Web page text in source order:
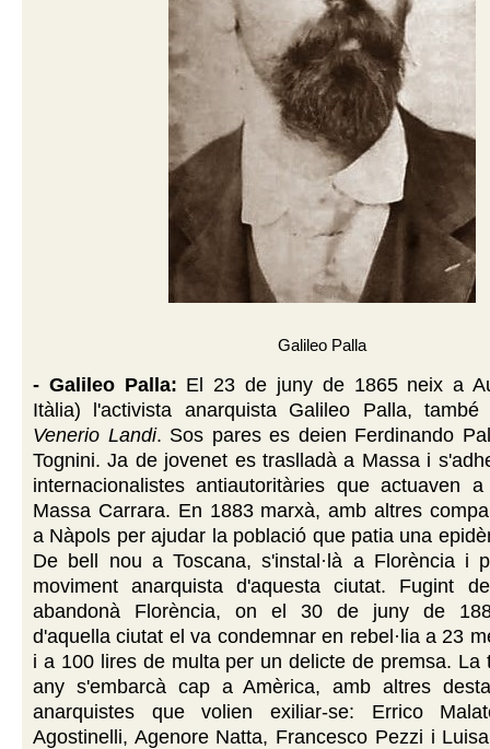
Galileo Palla
- Galileo Palla: El 23 de juny de 1865 neix a
Itàlia) l'activista anarquista Galileo Palla, també
Venerio Landi. Sos pares es deien Ferdinando
Tognini.Ja de jovenet es traslladà a Massa i
internacionalistes antiautoritàries que actuaven
Massa Carrara. En 1883 marxà, amb altres
a Nàpols per ajudar la població que patia una
De bell nou a Toscana, s'instal·là a Florència i
moviment anarquista d'aquesta ciutat. Fugint
abandonà Florència, on el 30 de juny de
d'aquella ciutat el va condemnar en rebel·lia a 23
i a 100 lires de multa per un delicte de premsa. La
any s'embarcà cap a Amèrica, amb altres
anarquistes que volien exiliar-se: Errico
Agostinelli, Agenore Natta, Francesco Pezzi i